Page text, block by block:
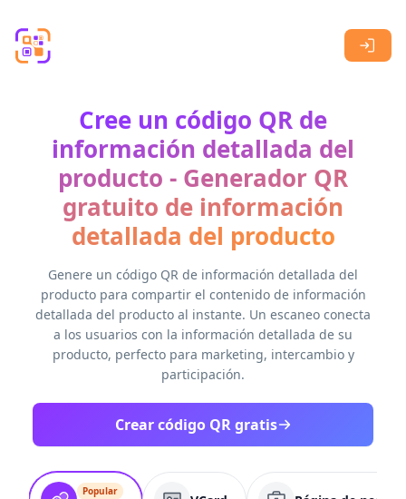
Cree un código QR de
información detallada del
producto - Generador QR
gratuito de información
detallada del producto
Genere un código QR de información detallada del
producto para compartir el contenido de información
detallada del producto al instante. Un escaneo conecta
a los usuarios con la información detallada de su
producto, perfecto para marketing, intercambio y
participación.
Crear código QR gratis
Popular